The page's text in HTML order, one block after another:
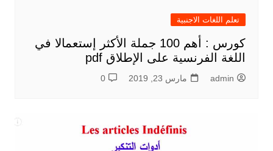
تعلم اللغات الاجنبية
كورس : أهم 100 جملة الأكثر إستعمالا في
اللغة الفرنسية على الإطلاق pdf
admin مارس 23, 2019 0